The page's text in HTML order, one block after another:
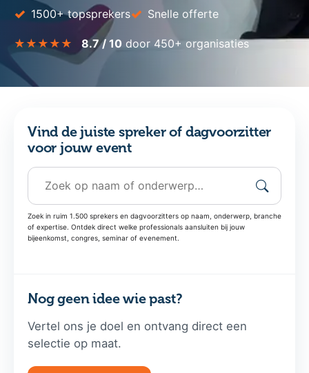
✓ 1500+ topsprekers✓ Snelle offerte
★★★★★ 8.7 / 10 door 450+ organisaties
Vind de juiste spreker of dagvoorzitter
voor jouw event
Zoek in ruim 1.500 sprekers en dagvoorzitters op naam, onderwerp, branche
of expertise. Ontdek direct welke professionals aansluiten bij jouw
bijeenkomst, congres, seminar of evenement.
Nog geen idee wie past?
Vertel ons je doel en ontvang direct een
selectie op maat.